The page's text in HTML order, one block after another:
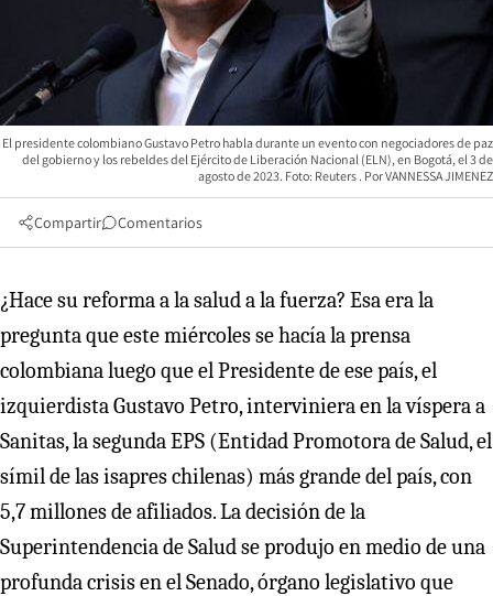
El presidente colombiano Gustavo Petro habla durante un evento con negociadores de paz
del gobierno y los rebeldes del Ejército de Liberación Nacional (ELN), en Bogotá, el 3 de
agosto de 2023. Foto: Reuters
VANNESSA JIMENEZ
Compartir Comentarios
¿Hace su reforma a la salud a la fuerza? Esa era la
pregunta que este miércoles se hacía la prensa
colombiana luego que el Presidente de ese país, el
izquierdista Gustavo Petro, interviniera en la víspera a
Sanitas, la segunda EPS (Entidad Promotora de Salud, el
símil de las isapres chilenas) más grande del país, con
5,7 millones de afiliados. La decisión de la
Superintendencia de Salud se produjo en medio de una
profunda crisis en el Senado, órgano legislativo que